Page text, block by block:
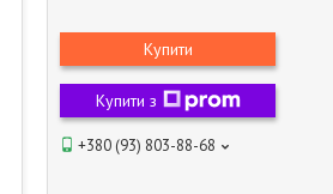
Купити
Купити з
+380 (93) 803-88-68